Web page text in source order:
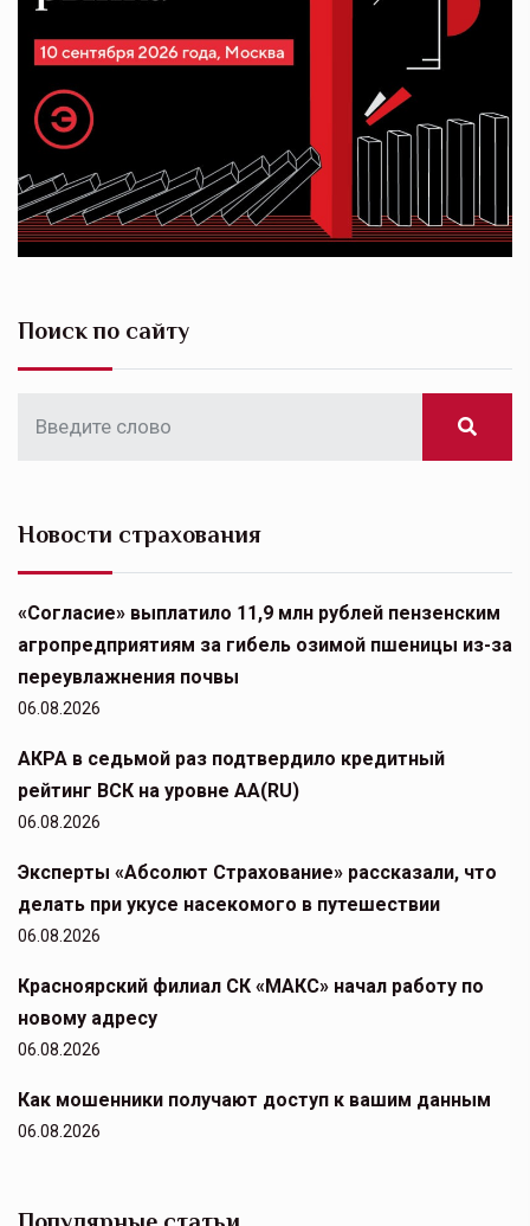
Поиск по сайту
Новости страхования
«Согласие» выплатило 11,9 млн рублей пензенским
агропредприятиям за гибель озимой пшеницы из-за
переувлажнения почвы
06.08.2026
АКРА в седьмой раз подтвердило кредитный
рейтинг ВСК на уровне АА(RU)
06.08.2026
Эксперты «Абсолют Страхование» рассказали, что
делать при укусе насекомого в путешествии
06.08.2026
Красноярский филиал СК «МАКС» начал работу по
новому адресу
06.08.2026
Как мошенники получают доступ к вашим данным
06.08.2026